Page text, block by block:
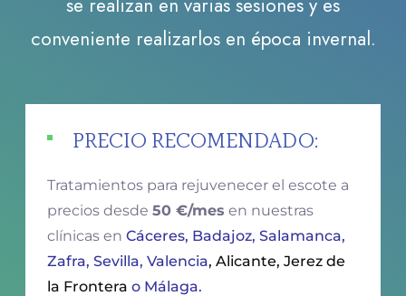
conveniente realizarlos en época invernal.
PRECIO RECOMENDADO:
Tratamientos para rejuvenecer el escote a
precios desde 50 €/mes en nuestras
clínicas en Cáceres, Badajoz, Salamanca,
Zafra, Sevilla, Valencia, Alicante, Jerez de
la Frontera o Málaga.